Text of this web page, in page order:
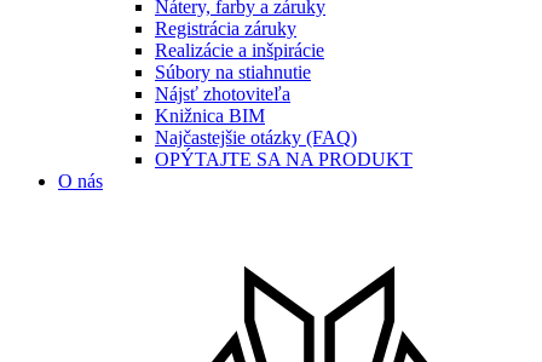
Nátery, farby a záruky
Registrácia záruky
Realizácie a inšpirácie
Súbory na stiahnutie
Nájsť zhotoviteľa
Knižnica BIM
Najčastejšie otázky (FAQ)
OPÝTAJTE SA NA PRODUKT
O nás